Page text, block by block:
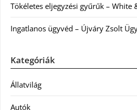
Tökéletes eljegyzési gyűrűk – White
Ingatlanos ügyvéd – Újváry Zsolt
Kategóriák
Állatvilág
Autók